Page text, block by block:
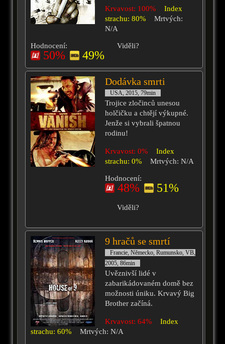
Krvavost: 100%
Index
strachu: 80%
Mrtvých:
N/A
Hodnocení:
50% 49%
Viděli?
Dodávka smrti
USA, 2015, 79min
Trojice zločinců unesou
holčičku a chtějí výkupné.
Jenže si vybrali špatnou
rodinu!
Krvavost: 0%
Index
strachu: 0%
Mrtvých: N/A
Hodnocení:
48% 51%
Viděli?
9 hračů se smrtí
Francie, Německo, Rumunsko, VB,
2005, 86min
Uvěznivší lidé v
zabarikádovaném domě bez
možnosti úniku. Krvavý Big
Brother začíná.
Krvavost: 64%
Index
strachu: 60%
Mrtvých: N/A